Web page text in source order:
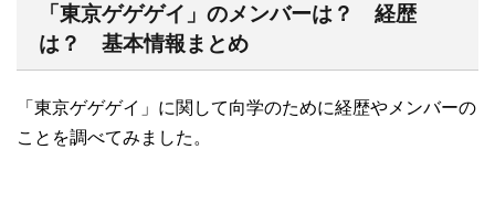
「東京ゲゲゲイ」のメンバーは？ 経歴
は？ 基本情報まとめ
「東京ゲゲゲイ」に関して向学のために経歴やメンバーの
ことを調べてみました。